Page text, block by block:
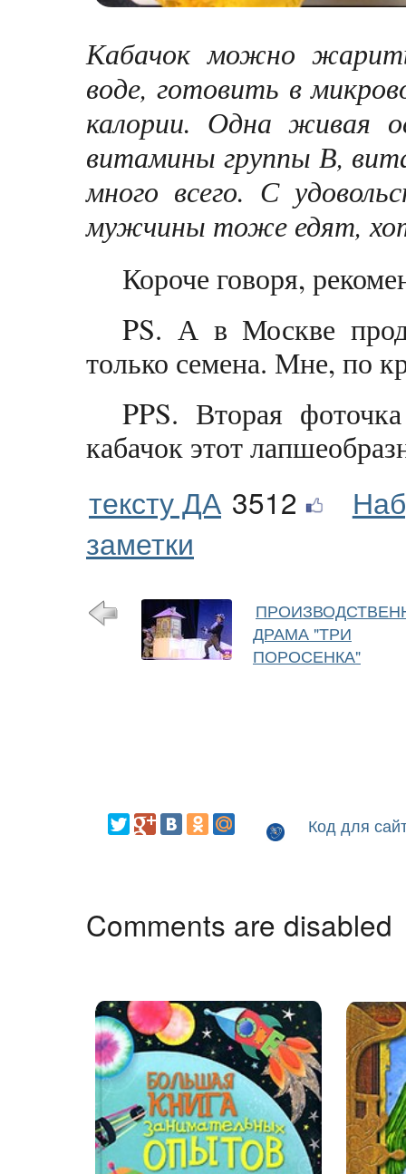
Кабачок можно
воде, готовить в
калории. Одна живая
витамины группы В,
много всего. С
мужчины тоже едят,
Короче говоря,
PS. А в Москве
только семена. Мне, по
PPS. Вторая
кабачок этот
тексту ДА 3512
заметки
ДРАМА "ТРИ
ПОРОСЕНКА"
Код для
Comments are disabled